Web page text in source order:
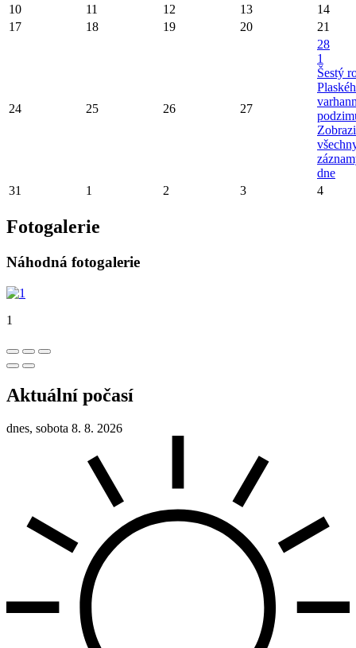
10
11 12 13
14
17
18 19 20 21
24 25 26 27
28
1
Šestý
dne
31
1 2 3 4
Fotogalerie
Náhodná fotogalerie
1
Aktuální počasí
dnes, sobota 8. 8. 2026